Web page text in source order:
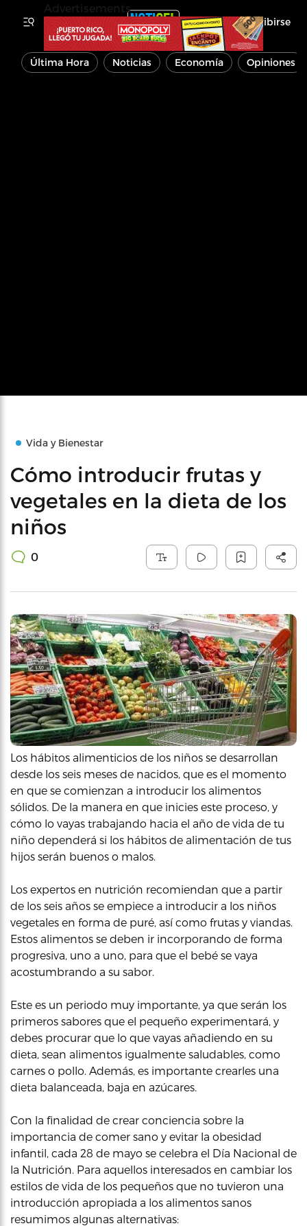
Inscribirse
Última Hora Noticias Economía Opiniones
Vida y Bienestar
Cómo introducir frutas y
vegetales en la dieta de los
niños
0
Los hábitos alimenticios de los niños se desarrollan
desde los seis meses de nacidos, que es el momento
en que se comienzan a introducir los alimentos
sólidos. De la manera en que inicies este proceso, y
cómo lo vayas trabajando hacia el año de vida de tu
niño dependerá si los hábitos de alimentación de tus
hijos serán buenos o malos.
Los expertos en nutrición recomiendan que a partir
de los seis años se empiece a introducir a los niños
vegetales en forma de puré, así como frutas y viandas.
Estos alimentos se deben ir incorporando de forma
progresiva, uno a uno, para que el bebé se vaya
acostumbrando a su sabor.
Este es un periodo muy importante, ya que serán los
primeros sabores que el pequeño experimentará, y
debes procurar que lo que vayas añadiendo en su
dieta, sean alimentos igualmente saludables, como
carnes o pollo. Además, es importante crearles una
dieta balanceada, baja en azúcares.
Con la finalidad de crear conciencia sobre la
importancia de comer sano y evitar la obesidad
infantil, cada 28 de mayo se celebra el Día Nacional de
la Nutrición. Para aquellos interesados en cambiar los
estilos de vida de los pequeños que no tuvieron una
introducción apropiada a los alimentos sanos
resumimos algunas alternativas:
Advertisements